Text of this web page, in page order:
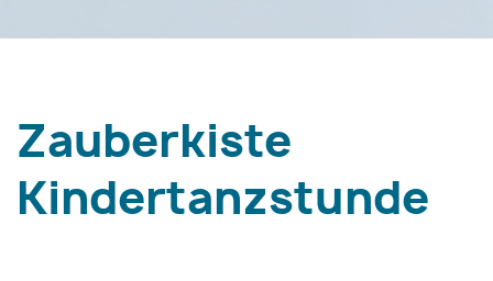
Zauberkiste
Kindertanzstunde